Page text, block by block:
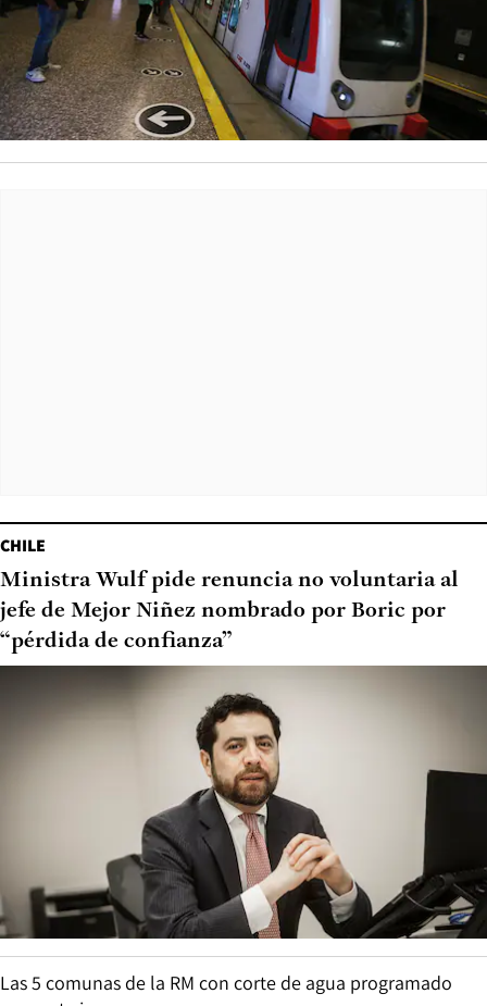
CHILE
Ministra Wulf pide renuncia no voluntaria al
jefe de Mejor Niñez nombrado por Boric por
“pérdida de confianza”
Las 5 comunas de la RM con corte de agua programado